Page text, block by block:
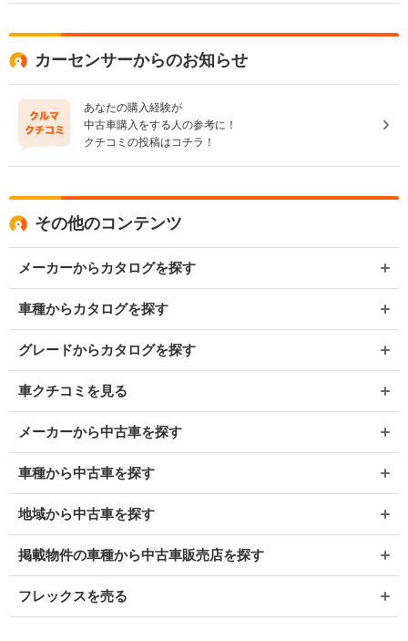
カーセンサーからのお知らせ
あなたの購入経験が
中古車購入をする人の参考に！
クチコミの投稿はコチラ！
その他のコンテンツ
メーカーからカタログを探す
車種からカタログを探す
グレードからカタログを探す
車クチコミを見る
メーカーから中古車を探す
車種から中古車を探す
地域から中古車を探す
掲載物件の車種から中古車販売店を探す
フレックスを売る